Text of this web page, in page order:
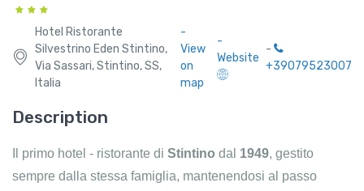
Hotel Ristorante
Silvestrino Eden Stintino,
Via Sassari, Stintino, SS,
Italia
-
View
on
map
-
Website
-
+39079523007
Description
Il primo hotel - ristorante di Stintino dal 1949, gestito
sempre dalla stessa famiglia, mantenendosi al passo